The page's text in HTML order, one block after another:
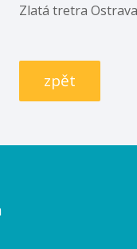
Zlatá tretra
zpět